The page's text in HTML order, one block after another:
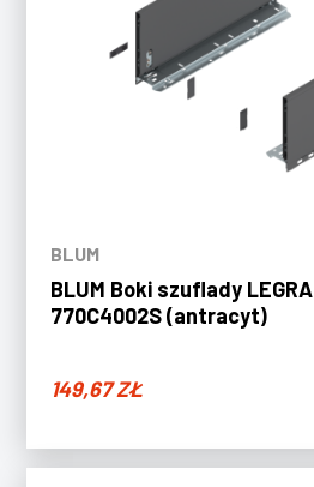
BLUM
BLUM Boki szuflady
770C4002S (antracyt)
149,67ZŁ